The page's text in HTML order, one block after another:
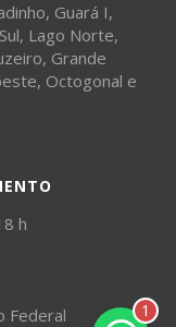
, Guará I,
, Lago Norte,
, Grande
, Octogonal e
h
Federal
1